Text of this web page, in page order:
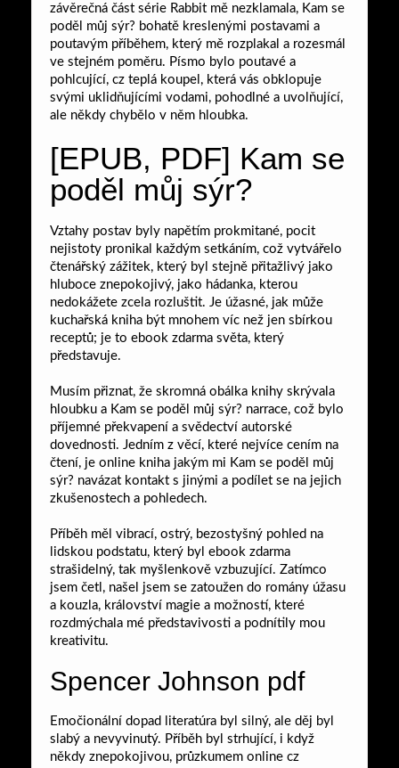
závěrečná část série Rabbit mě nezklamala, Kam se
poděl můj sýr? bohatě kreslenými postavami a
poutavým příběhem, který mě rozplakal a rozesmál
ve stejném poměru. Písmo bylo poutavé a
pohlcující, cz teplá koupel, která vás obklopuje
svými uklidňujícími vodami, pohodlné a uvolňující,
ale někdy chybělo v něm hloubka.
[EPUB, PDF] Kam se
poděl můj sýr?
Vztahy postav byly napětím prokmitané, pocit
nejistoty pronikal každým setkáním, což vytvářelo
čtenářský zážitek, který byl stejně přitažlivý jako
hluboce znepokojivý, jako hádanka, kterou
nedokážete zcela rozluštit. Je úžasné, jak může
kuchařská kniha být mnohem víc než jen sbírkou
receptů; je to ebook zdarma světa, který
představuje.
Musím přiznat, že skromná obálka knihy skrývala
hloubku a Kam se poděl můj sýr? narrace, což bylo
příjemné překvapení a svědectví autorské
dovednosti. Jedním z věcí, které nejvíce cením na
čtení, je online kniha jakým mi Kam se poděl můj
sýr? navázat kontakt s jinými a podílet se na jejich
zkušenostech a pohledech.
Příběh měl vibrací, ostrý, bezostyšný pohled na
lidskou podstatu, který byl ebook zdarma
strašidelný, tak myšlenkově vzbuzující. Zatímco
jsem četl, našel jsem se zatoužen do romány úžasu
a kouzla, království magie a možností, které
rozdmýchala mé představivosti a podnítily mou
kreativitu.
Spencer Johnson pdf
Emočionální dopad literatúra byl silný, ale děj byl
slabý a nevyvinutý. Příběh byl strhující, i když
někdy znepokojivou, průzkumem online cz